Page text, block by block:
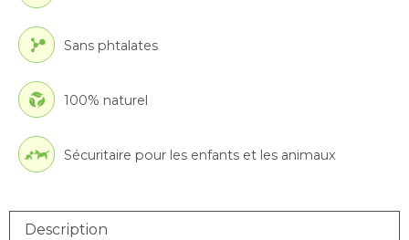
Sans phtalates
100% naturel
Sécuritaire pour les enfants et les animaux
Description